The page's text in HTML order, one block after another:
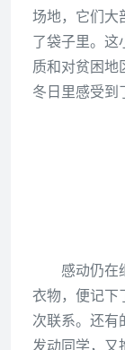
场地，它们大
了袋子里。这
质和对贫困地
冬日里感受到
感动仍在
衣物，便记下
次联系。还有
发动同学，又